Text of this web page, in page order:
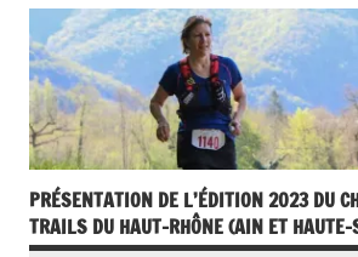
PRÉSENTATION DE L’ÉDITION 2023 DU
TRAILS DU HAUT-RHÔNE (AIN ET HAUTE-